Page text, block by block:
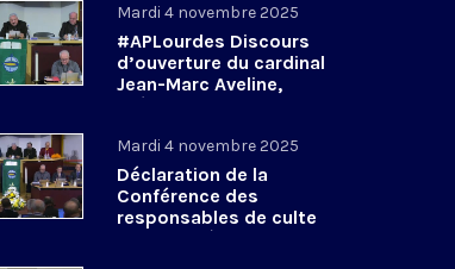
9 novembre 2025
Mardi 4 novembre 2025
#APLourdes Discours
d’ouverture du cardinal
Jean-Marc Aveline,
président de la CEF - 4
Mardi 4 novembre 2025
Déclaration de la
Conférence des
responsables de culte
en France à propos de